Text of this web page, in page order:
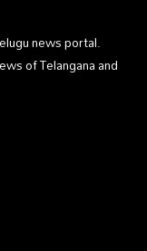
news portal.
of Telangana and